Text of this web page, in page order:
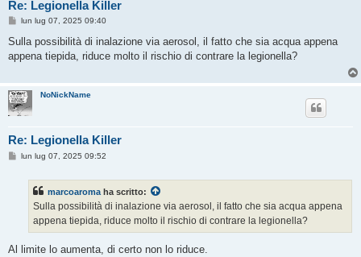
Re: Legionella Killer
M
s
a
o
lun lug 07, 2025 09:40
Sulla possibilità di inalazione via aerosol, il fatto che sia acqua appena
appena tiepida, riduce molto il rischio di contrare la legionella?
NoNickName
Re: Legionella Killer
Mlun lug 07, 2025 09:52
marcoaroma ha scritto:
Sulla possibilità di inalazione via aerosol, il fatto che sia acqua appena
appena tiepida, riduce molto il rischio di contrare la legionella?
Al limite lo aumenta, di certo non lo riduce.